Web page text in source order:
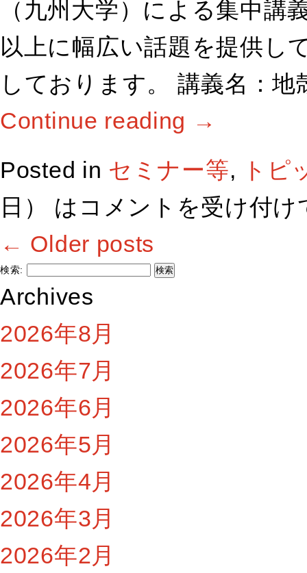
（九州大学）による集中
以上に幅広い話題を提供し
しております。 講義名：
Continue reading →
Posted in セミナー等,
トピ
日） は コメントを受け付け
← Older posts
検索:
Archives
2026年8月
2026年7月
2026年6月
2026年5月
2026年4月
2026年3月
2026年2月